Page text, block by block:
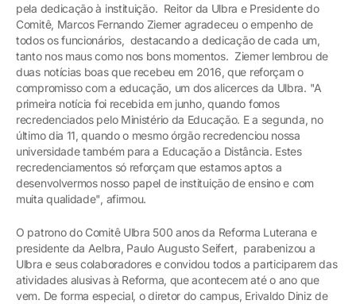
pela dedicação à instituição. Reitor da Ulbra e Presidente do
Comitê, Marcos Fernando Ziemer agradeceu o empenho de
todos os funcionários, destacando a dedicação de cada um,
tanto nos maus como nos bons momentos. Ziemer lembrou de
duas notícias boas que recebeu em 2016, que reforçam o
compromisso com a educação, um dos alicerces da Ulbra. "A
primeira notícia foi recebida em junho, quando fomos
recredenciados pelo Ministério da Educação. E a segunda, no
último dia 11, quando o mesmo órgão recredenciou nossa
universidade também para a Educação a Distância. Estes
recredenciamentos só reforçam que estamos aptos a
desenvolvermos nosso papel de instituição de ensino e com
muita qualidade", afirmou.
O patrono do Comitê Ulbra 500 anos da Reforma Luterana e
presidente da Aelbra, Paulo Augusto Seifert, parabenizou a
Ulbra e seus colaboradores e convidou todos a participarem das
atividades alusivas à Reforma, que acontecem até o ano que
vem. De forma especial, o diretor do campus, Erivaldo Diniz de